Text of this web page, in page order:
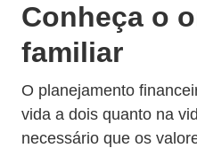
Conheça o
familiar
O planejamento
vida a dois quanto na
necessário que os